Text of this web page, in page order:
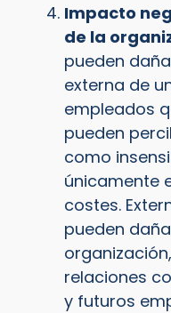
Impacto
de la
pueden
externa de
empleados
pueden
como
únicamente
costes.
pueden
relaciones
y futuros